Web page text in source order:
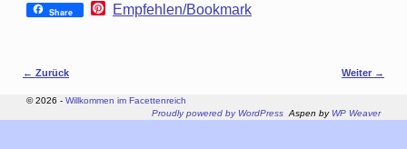
Share
P
t
Empfehlen/Bookmark
Bilder-Navigation
← Zurück Weiter →
© 2026 - Willkommen im Facettenreich
Proudly powered by WordPress Aspen by WP Weaver